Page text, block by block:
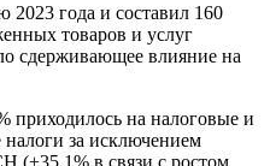
года и составил 160
товаров и услуг
сдерживающее влияние на
приходилось на налоговые и
за исключением
(+35,1% в связи с ростом